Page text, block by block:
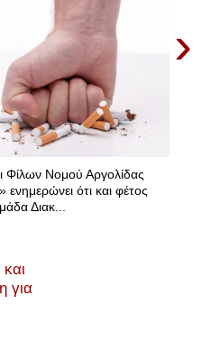
›
Νομού Αργολίδας
ότι και φέτος
Διακ...
για